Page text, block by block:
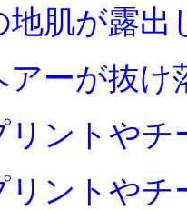
地肌が露出
アーが抜け
リントや
リントや